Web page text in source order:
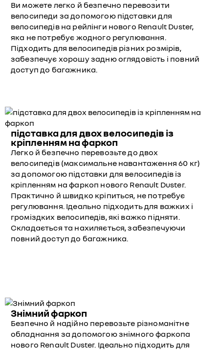
Ви можете легко й безпечно перевозити
велосипеди за допомогою підставки для
велосипедів на рейлінги нового Renault Duster,
яка не потребує жодного регулювання.
Підходить для велосипедів різних розмірів,
забезпечує хорошу задню оглядовість і повний
доступ до багажника.
підставка для двох велосипедів із
кріпленням на фаркоп
Легко й безпечно перевозьте до двох
велосипедів (максимальне навантаження 60 кг)
за допомогою підставки для велосипедів із
кріпленням на фаркоп нового Renault Duster.
Практично й швидко кріпиться, не потребує
регулювання. Ідеально підходить для важких і
громіздких велосипедів, які важко підняти.
Складається та нахиляється, забезпечуючи
повний доступ до багажника.
Знімний фаркоп
Безпечно й надійно перевозьте різноманітне
обладнання за допомогою знімного фаркопа
нового Renault Duster. Ідеально підходить для